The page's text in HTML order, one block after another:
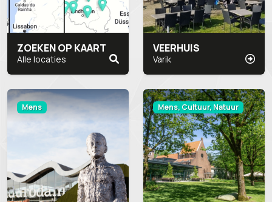
ZOEKEN OP KAART
Alle locaties
VEERHUIS
Varik
Mens Mens, Cultuur, Natuur